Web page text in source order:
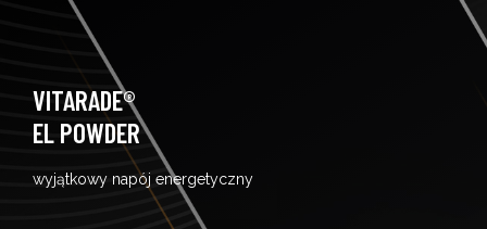
VITARADE®
EL POWDER
wyjątkowy napój energetyczny